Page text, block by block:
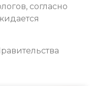
согласно